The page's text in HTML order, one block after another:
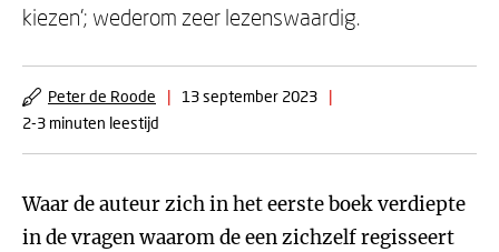
kiezen’; wederom zeer lezenswaardig.
Peter de Roode | 13 september 2023
|
2-3 minuten leestijd
Waar de auteur zich in het eerste boek verdiepte
in de vragen waarom de een zichzelf regisseert